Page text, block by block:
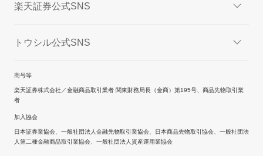
楽天証券公式SNS
トウシル公式SNS
商号等
楽天証券株式会社／金融商品取引業者 関東財務局長（金商）第195号、商品先物取引業
者
加入協会
日本証券業協会、一般社団法人金融先物取引業協会、日本商品先物取引協会、一般社団法
人第二種金融商品取引業協会、一般社団法人資産運用業協会